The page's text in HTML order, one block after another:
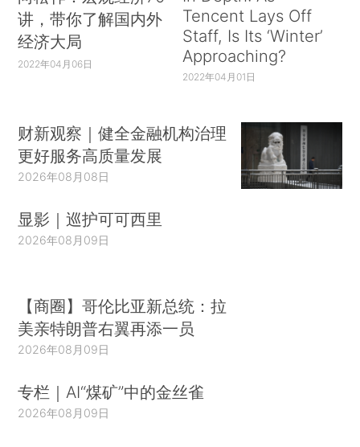
讲，带你了解国内外
经济大局
2022年04月06日
Tencent Lays Off
Staff, Is Its ‘Winter’
Approaching?
2022年04月01日
财新观察｜健全金融机构治理
更好服务高质量发展
2026年08月08日
显影｜巡护可可西里
2026年08月09日
【商圈】哥伦比亚新总统：拉
美亲特朗普右翼再添一员
2026年08月09日
专栏｜AI“煤矿”中的金丝雀
2026年08月09日